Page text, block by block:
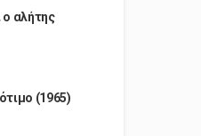
ο αλήτης
(1965)